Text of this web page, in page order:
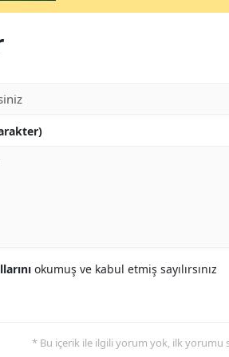
okumuş ve kabul etmiş sayılırsınız
* Bu içerik ile ilgili yorum yok, ilk yorumu